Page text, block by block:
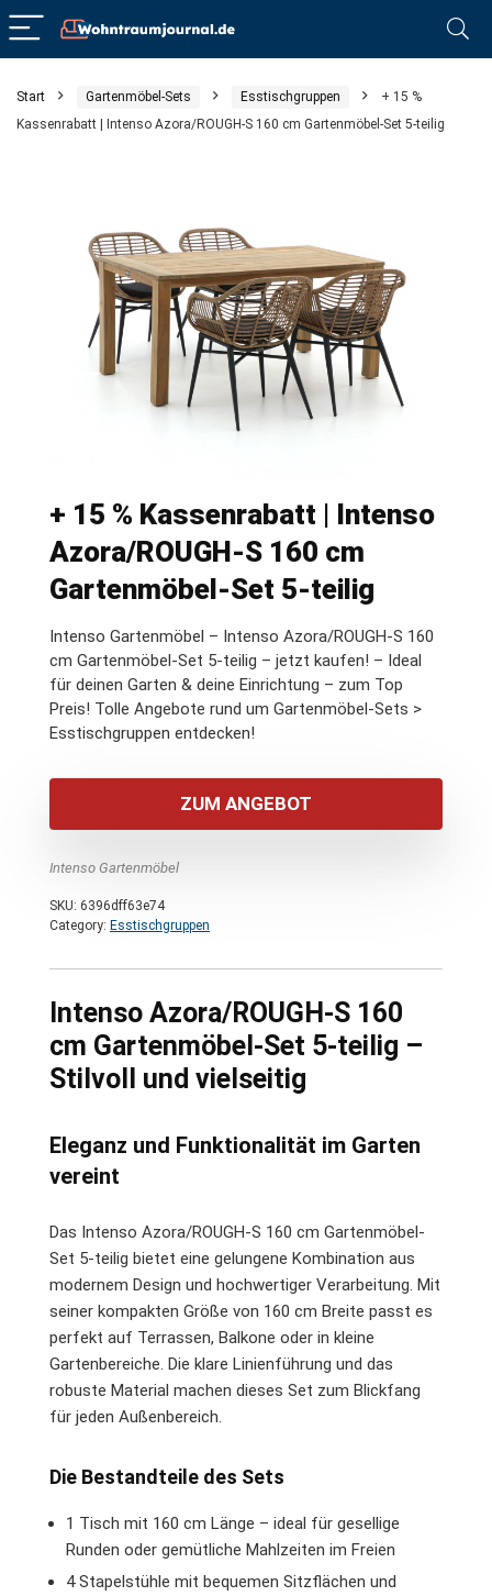
Start Gartenmöbel-Sets Esstischgruppen
+ 15 %
Kassenrabatt | Intenso Azora/ROUGH-S 160 cm Gartenmöbel-Set 5-teilig
+ 15 % Kassenrabatt | Intenso
Azora/ROUGH-S 160 cm
Gartenmöbel-Set 5-teilig
Intenso Gartenmöbel – Intenso Azora/ROUGH-S 160
cm Gartenmöbel-Set 5-teilig – jetzt kaufen! – Ideal
für deinen Garten & deine Einrichtung – zum Top
Preis! Tolle Angebote rund um Gartenmöbel-Sets >
Esstischgruppen entdecken!
ZUM ANGEBOT
Intenso Gartenmöbel
SKU: 6396dff63e74
Category: Esstischgruppen
Intenso Azora/ROUGH-S 160
cm Gartenmöbel-Set 5-teilig –
Stilvoll und vielseitig
Eleganz und Funktionalität im Garten
vereint
Das Intenso Azora/ROUGH-S 160 cm Gartenmöbel-
Set 5-teilig bietet eine gelungene Kombination aus
modernem Design und hochwertiger Verarbeitung. Mit
seiner kompakten Größe von 160 cm Breite passt es
perfekt auf Terrassen, Balkone oder in kleine
Gartenbereiche. Die klare Linienführung und das
robuste Material machen dieses Set zum Blickfang
für jeden Außenbereich.
Die Bestandteile des Sets
1 Tisch mit 160 cm Länge – ideal für gesellige
Runden oder gemütliche Mahlzeiten im Freien
4 Stapelstühle mit bequemen Sitzflächen und